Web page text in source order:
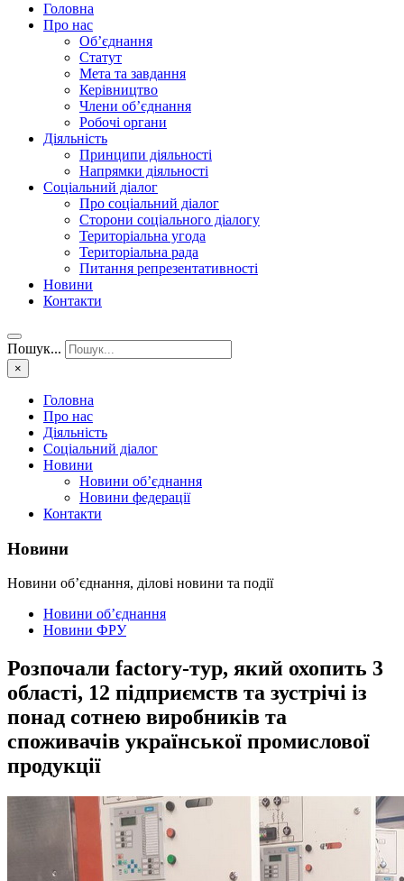
Головна
Про нас
Об’єднання
Статут
Мета та завдання
Керівництво
Члени об’єднання
Робочі органи
Діяльність
Принципи діяльності
Напрямки діяльності
Соціальний діалог
Про соціальний діалог
Сторони соціального діалогу
Територіальна угода
Територіальна рада
Питання репрезентативності
Новини
Контакти
Пошук...
×
Головна
Про нас
Діяльність
Соціальний діалог
Новини
Новини об’єднання
Новини федерації
Контакти
Новини
Новини об’єднання, ділові новини та події
Новини об’єднання
Новини ФРУ
Розпочали factory-тур, який охопить 3
області, 12 підприємств та зустрічі із
понад сотнею виробників та
споживачів української промислової
продукції